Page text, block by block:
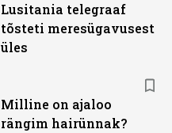
Lusitania telegraaf
tõsteti meresügavusest
üles
Milline on ajaloo
rängim hairünnak?